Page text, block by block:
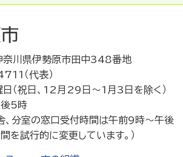
川県伊勢原市田中348番地
（代表）
日（祝日、12月29日～1月3日を除く）
5時
、分室の窓口受付時間は午前9時～午後
試行的に変更しています。）